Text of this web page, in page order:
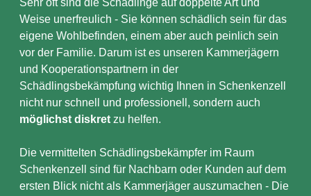
Sehr oft sind die Schädlinge auf doppelte Art und
Weise unerfreulich - Sie können schädlich sein für das
eigene Wohlbefinden, einem aber auch peinlich sein
vor der Familie. Darum ist es unseren Kammerjägern
und Kooperationspartnern in der
Schädlingsbekämpfung wichtig Ihnen in Schenkenzell
nicht nur schnell und professionell, sondern auch
möglichst diskret zu helfen.
Die vermittelten Schädlingsbekämpfer im Raum
Schenkenzell sind für Nachbarn oder Kunden auf dem
ersten Blick nicht als Kammerjäger auszumachen - Die